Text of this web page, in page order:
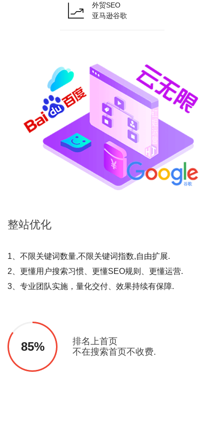
外贸SEO
亚马逊谷歌
整站优化
1、不限关键词数量,不限关键词指数,自由扩展.
2、更懂用户搜索习惯、更懂SEO规则、更懂运营.
3、专业团队实施，量化交付、效果持续有保障.
85%
排名上首页
不在搜索首页不收费.